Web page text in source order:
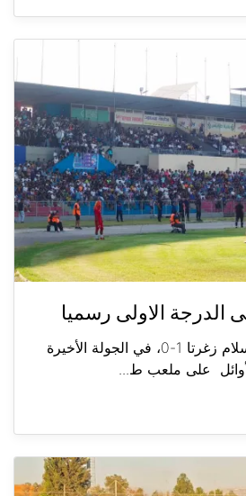
الدرجة الاولى رسميا
فوز طرابلس على السلام زغرتا 1-0، في الجولة الأخيرة
على ملعب ط...